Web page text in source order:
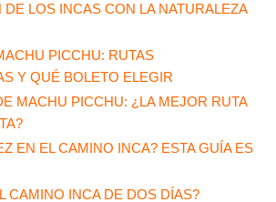
DE LOS INCAS CON LA NATURALEZA
PICCHU: RUTAS
Y QUÉ BOLETO ELEGIR
MACHU PICCHU: ¿LA MEJOR RUTA
EN EL CAMINO INCA? ESTA GUÍA ES
CAMINO INCA DE DOS DÍAS?